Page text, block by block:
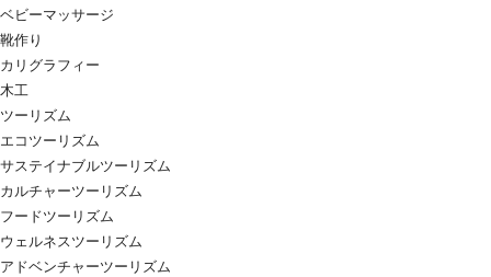
ベビーマッサージ
靴作り
カリグラフィー
木工
ツーリズム
エコツーリズム
サステイナブルツーリズム
カルチャーツーリズム
フードツーリズム
ウェルネスツーリズム
アドベンチャーツーリズム